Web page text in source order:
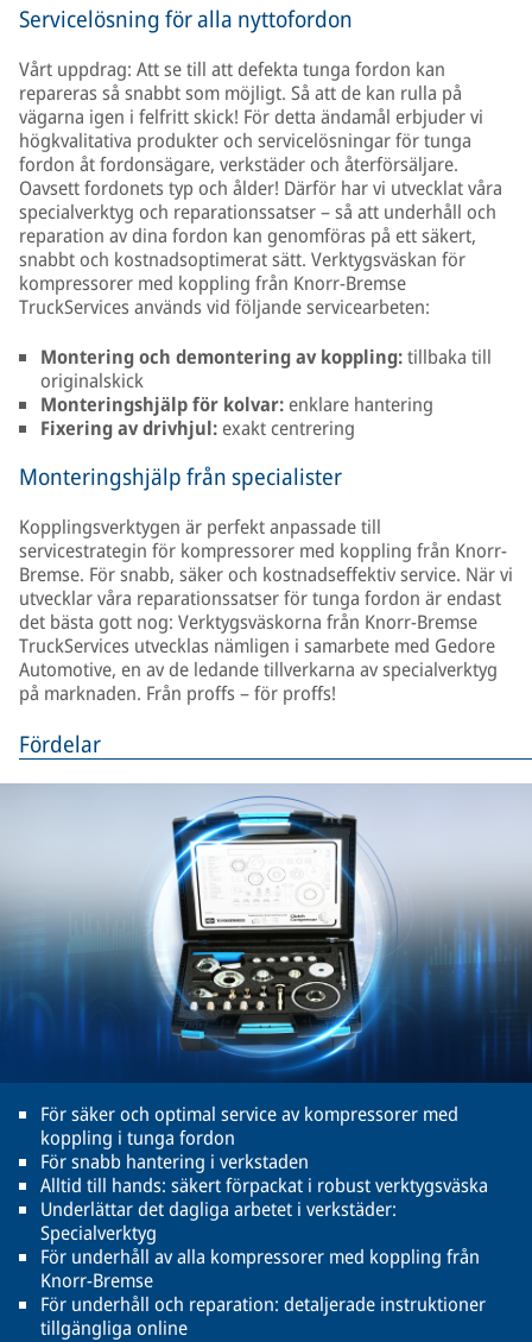
Servicelösning för alla nyttofordon
Vårt uppdrag: Att se till att defekta tunga fordon kan
repareras så snabbt som möjligt. Så att de kan rulla på
vägarna igen i felfritt skick! För detta ändamål erbjuder vi
högkvalitativa produkter och servicelösningar för tunga
fordon åt fordonsägare, verkstäder och återförsäljare.
Oavsett fordonets typ och ålder! Därför har vi utvecklat våra
specialverktyg och reparationssatser – så att underhåll och
reparation av dina fordon kan genomföras på ett säkert,
snabbt och kostnadsoptimerat sätt. Verktygsväskan för
kompressorer med koppling från Knorr-Bremse
TruckServices används vid följande servicearbeten:
Montering och demontering av koppling:tillbaka till
originalskick
Monteringshjälp för kolvar:enklare hantering
Fixering av drivhjul:exakt centrering
Monteringshjälp från specialister
Kopplingsverktygen är perfekt anpassade till
servicestrategin för kompressorer med koppling från Knorr-
Bremse. För snabb, säker och kostnadseffektiv service. När vi
utvecklar våra reparationssatser för tunga fordon är endast
det bästa gott nog: Verktygsväskorna från Knorr-Bremse
TruckServices utvecklas nämligen i samarbete med Gedore
Automotive, en av de ledande tillverkarna av specialverktyg
på marknaden. Från proffs – för proffs!
Fördelar
För säker och optimal service av kompressorer med
koppling i tunga fordon
För snabb hantering i verkstaden
Alltid till hands: säkert förpackat i robust verktygsväska
Underlättar det dagliga arbetet i verkstäder:
Specialverktyg
För underhåll av alla kompressorer med koppling från
Knorr-Bremse
För underhåll och reparation: detaljerade instruktioner
tillgängliga online